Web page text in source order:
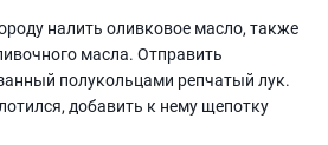
налить оливковое масло, также
масла. Отправить
полукольцами репчатый лук.
добавить к нему щепотку